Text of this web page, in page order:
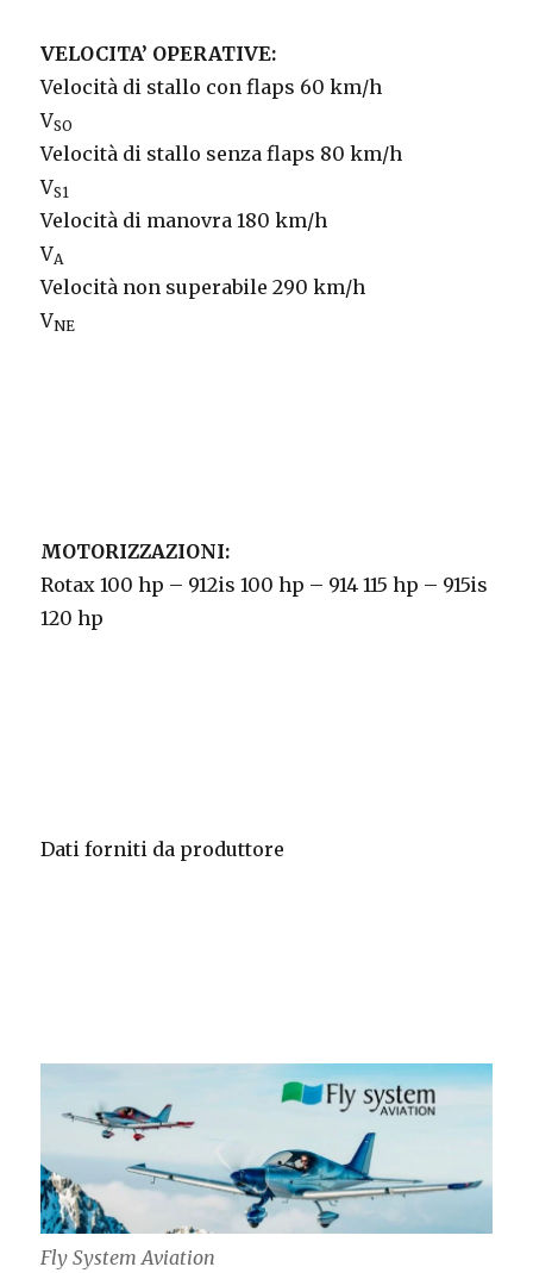
VELOCITA’ OPERATIVE:
Velocità di stallo con flaps 60 km/h
VSO
Velocità di stallo senza flaps 80 km/h
VS1
Velocità di manovra 180 km/h
VA
Velocità non superabile 290 km/h
VNE
MOTORIZZAZIONI:
Rotax 100 hp – 912is 100 hp – 914 115 hp – 915is
120 hp
Dati forniti da produttore
Fly System Aviation